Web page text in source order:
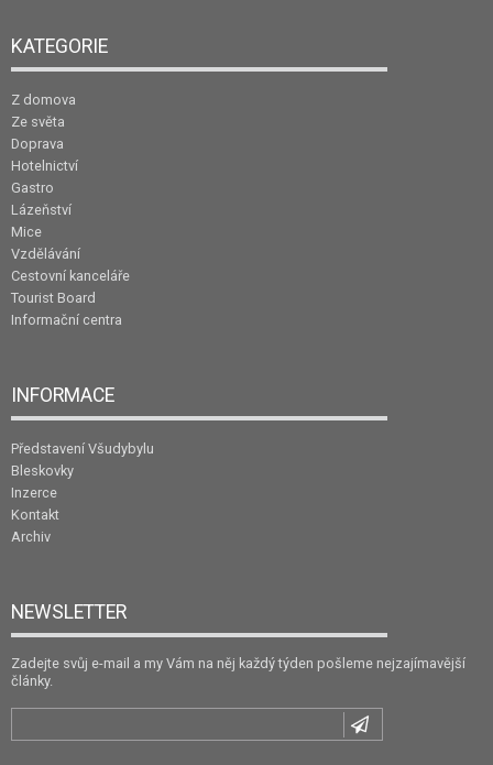
KATEGORIE
Z domova
Ze světa
Doprava
Hotelnictví
Gastro
Lázeňství
Mice
Vzdělávání
Cestovní kanceláře
Tourist Board
Informační centra
INFORMACE
Představení Všudybylu
Bleskovky
Inzerce
Kontakt
Archiv
NEWSLETTER
Zadejte svůj e-mail a my Vám na něj každý týden pošleme nejzajímavější
články.